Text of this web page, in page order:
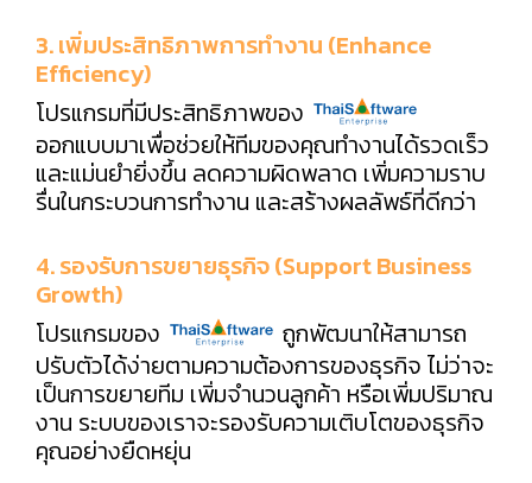
3. เพิ่มประสิทธิภาพการทำงาน (Enhance
Efficiency)
โปรแกรมที่มีประสิทธิภาพของ
ออกแบบมาเพื่อช่วยให้ทีมของคุณทำงานได้รวดเร็ว
และแม่นยำยิ่งขึ้น ลดความผิดพลาด เพิ่มความราบ
รื่นในกระบวนการทำงาน และสร้างผลลัพธ์ที่ดีกว่า
4. รองรับการขยายธุรกิจ (Support Business
Growth)
โปรแกรมของ
ถูกพัฒนาให้สามารถ
ปรับตัวได้ง่ายตามความต้องการของธุรกิจ ไม่ว่าจะ
เป็นการขยายทีม เพิ่มจำนวนลูกค้า หรือเพิ่มปริมาณ
งาน ระบบของเราจะรองรับความเติบโตของธุรกิจ
คุณอย่างยืดหยุ่น